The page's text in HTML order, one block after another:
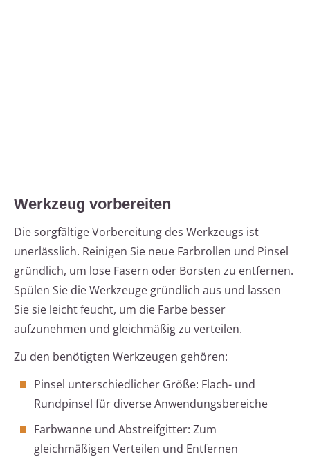
Werkzeug vorbereiten
Die sorgfältige Vorbereitung des Werkzeugs ist
unerlässlich. Reinigen Sie neue Farbrollen und Pinsel
gründlich, um lose Fasern oder Borsten zu entfernen.
Spülen Sie die Werkzeuge gründlich aus und lassen
Sie sie leicht feucht, um die Farbe besser
aufzunehmen und gleichmäßig zu verteilen.
Zu den benötigten Werkzeugen gehören:
Pinsel unterschiedlicher Größe: Flach- und
Rundpinsel für diverse Anwendungsbereiche
Farbwanne und Abstreifgitter: Zum
gleichmäßigen Verteilen und Entfernen